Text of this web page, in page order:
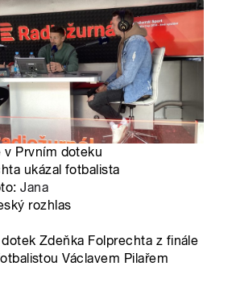
v Prvním doteku
ukázal fotbalista
Jana
rozhlas
Zdeňka Folprechta z finále
Václavem Pilařem